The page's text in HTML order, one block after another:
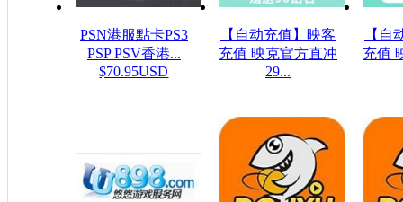
PSN港服點卡PS3
PSP PSV香港...
$70.95USD
【自动充值】映客
充值 映克官方直冲
29...
【自
充值